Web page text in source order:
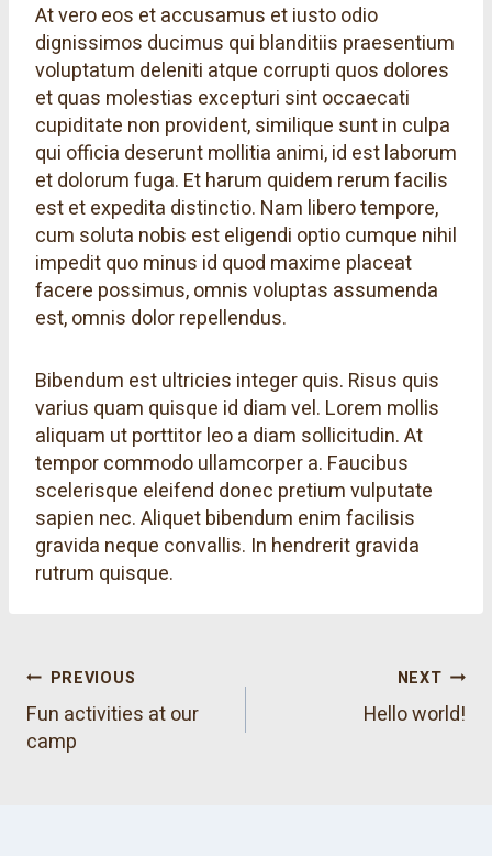
At vero eos et accusamus et iusto odio
dignissimos ducimus qui blanditiis praesentium
voluptatum deleniti atque corrupti quos dolores
et quas molestias excepturi sint occaecati
cupiditate non provident, similique sunt in culpa
qui officia deserunt mollitia animi, id est laborum
et dolorum fuga. Et harum quidem rerum facilis
est et expedita distinctio. Nam libero tempore,
cum soluta nobis est eligendi optio cumque nihil
impedit quo minus id quod maxime placeat
facere possimus, omnis voluptas assumenda
est, omnis dolor repellendus.
Bibendum est ultricies integer quis. Risus quis
varius quam quisque id diam vel. Lorem mollis
aliquam ut porttitor leo a diam sollicitudin. At
tempor commodo ullamcorper a. Faucibus
scelerisque eleifend donec pretium vulputate
sapien nec. Aliquet bibendum enim facilisis
gravida neque convallis. In hendrerit gravida
rutrum quisque.
Post
navigation
PREVIOUS
Fun activities at our
camp
NEXT
Hello world!